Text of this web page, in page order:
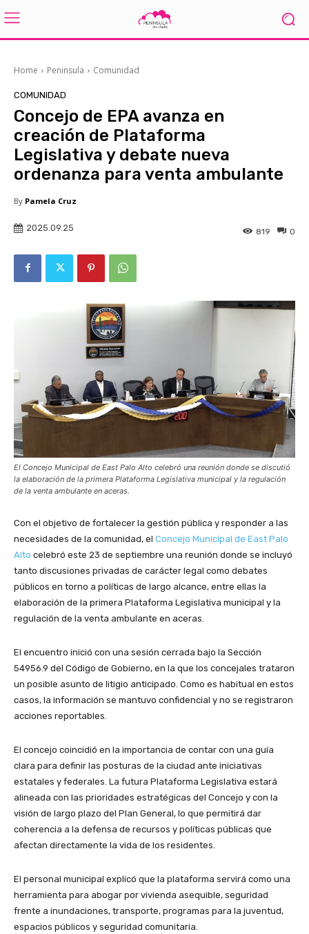
Home Peninsula Comunidad
COMUNIDAD
Concejo de EPA avanza en
creación de Plataforma
Legislativa y debate nueva
ordenanza para venta ambulante
By Pamela Cruz
2025.09.25 0
819
El Concejo Municipal de East Palo Alto celebró una reunión donde se discutió
la elaboración de la primera Plataforma Legislativa municipal y la regulación
de la venta ambulante en aceras.
Con el objetivo de fortalecer la gestión pública y responder a las
necesidades de la comunidad, el Concejo Municipal de East Palo
Alto celebró este 23 de septiembre una reunión donde se incluyó
tanto discusiones privadas de carácter legal como debates
públicos en torno a políticas de largo alcance, entre ellas la
elaboración de la primera Plataforma Legislativa municipal y la
regulación de la venta ambulante en aceras.
El encuentro inició con una sesión cerrada bajo la Sección
54956.9 del Código de Gobierno, en la que los concejales trataron
un posible asunto de litigio anticipado. Como es habitual en estos
casos, la información se mantuvo confidencial y no se registraron
acciones reportables.
El concejo coincidió en la importancia de contar con una guía
clara para definir las posturas de la ciudad ante iniciativas
estatales y federales. La futura Plataforma Legislativa estará
alineada con las prioridades estratégicas del Concejo y con la
visión de largo plazo del Plan General, lo que permitirá dar
coherencia a la defensa de recursos y políticas públicas que
afectan directamente la vida de los residentes.
El personal municipal explicó que la plataforma servirá como una
herramienta para abogar por vivienda asequible, seguridad
frente a inundaciones, transporte, programas para la juventud,
espacios públicos y seguridad comunitaria.